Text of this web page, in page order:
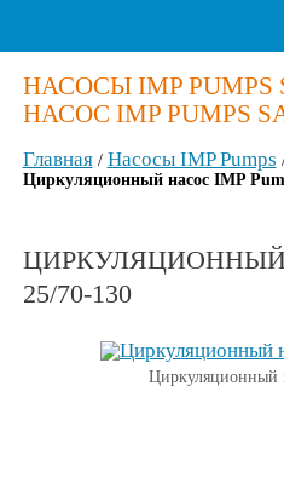
НАСОСЫ IMP
НАСОС IMP PUMPS
Главная/ Насосы IMP Pumps
Циркуляционный насос IMP
ЦИРКУЛЯЦИОННЫЙ
25/70-130
Циркуляционный